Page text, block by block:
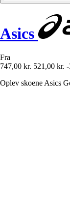
Asics
Fra
747,00 kr. 521,00 kr.
Oplev skoene Asics